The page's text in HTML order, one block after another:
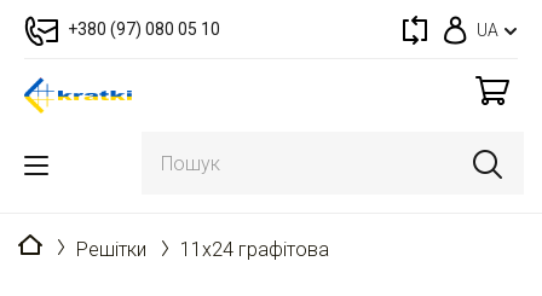
+380 (97) 080 05 10 UA
Головна
Решітки 11x24 графітова